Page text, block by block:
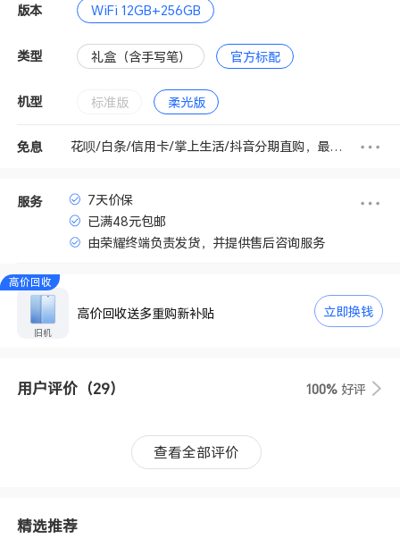
版本 WiFi 12GB+256GB
类型 礼盒（含手写笔） 官方标配
机型 标准版 柔光版
免息 花呗/白条/信用卡/掌上生活/抖音分期直购，最高享3期免息
服务
7天价保
已满48元包邮
由荣耀终端负责发货，并提供售后咨询服务
高价回收
旧机
高价回收送多重购新补贴 立即换钱
用户评价 （29） 100% 好评
查看全部评价
精选推荐